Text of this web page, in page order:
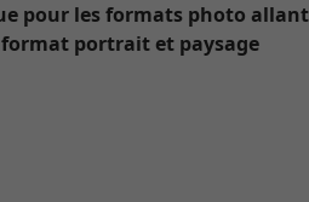
pour les formats photo allant
format portrait et paysage